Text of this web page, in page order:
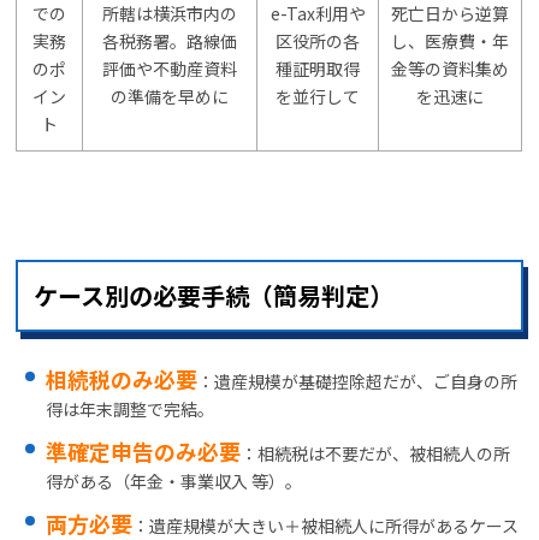
での
実務
のポ
イン
ト
所轄は横浜市内の
各税務署。路線価
評価や不動産資料
の準備を早めに
e-Tax利用や
区役所の各
種証明取得
を並行して
死亡日から逆算
し、医療費・年
金等の資料集め
を迅速に
ケース別の必要手続（簡易判定）
相続税のみ必要 ：遺産規模が基礎控除超だが、ご自身の所
得は年末調整で完結。
準確定申告のみ必要 ：相続税は不要だが、被相続人の所
得がある（年金・事業収入 等）。
両方必要 ：遺産規模が大きい＋被相続人に所得があるケース